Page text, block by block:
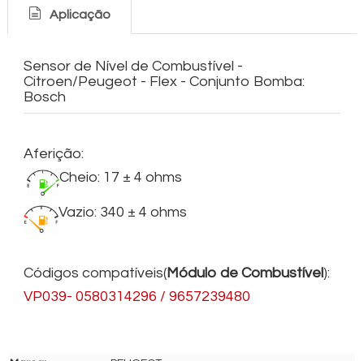
Aplicação
Sensor de Nível de Combustível -
Citroen/Peugeot - Flex - Conjunto Bomba:
Bosch
Aferição:
Cheio: 17 ± 4 ohms
Vazio: 340 ± 4 ohms
Códigos compatíveis(Módulo de Combustível):
VP039- 0580314296 / 9657239480